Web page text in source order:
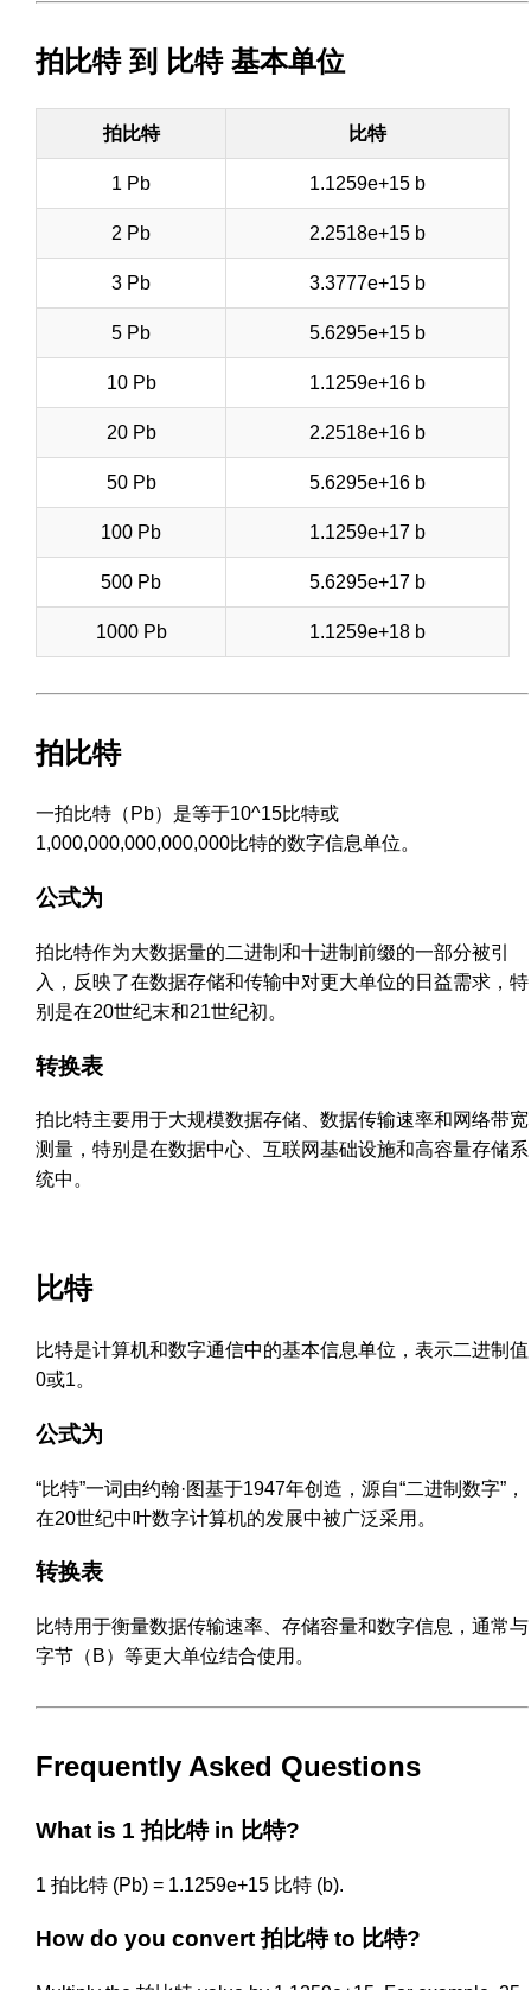
拍比特 到 比特 基本单位
拍比特 比特
1 Pb 1.1259e+15 b
2 Pb 2.2518e+15 b
3 Pb 3.3777e+15 b
5 Pb 5.6295e+15 b
10 Pb 1.1259e+16 b
20 Pb 2.2518e+16 b
50 Pb 5.6295e+16 b
100 Pb 1.1259e+17 b
500 Pb 5.6295e+17 b
1000 Pb 1.1259e+18 b
拍比特
一拍比特（Pb）是等于10^15比特或
1,000,000,000,000,000比特的数字信息单位。
公式为
拍比特作为大数据量的二进制和十进制前缀的一部分被引
入，反映了在数据存储和传输中对更大单位的日益需求，特
别是在20世纪末和21世纪初。
转换表
拍比特主要用于大规模数据存储、数据传输速率和网络带宽
测量，特别是在数据中心、互联网基础设施和高容量存储系
统中。
比特
比特是计算机和数字通信中的基本信息单位，表示二进制值
0或1。
公式为
“比特”一词由约翰·图基于1947年创造，源自“二进制数字”，
在20世纪中叶数字计算机的发展中被广泛采用。
转换表
比特用于衡量数据传输速率、存储容量和数字信息，通常与
字节（B）等更大单位结合使用。
Frequently Asked Questions
What is 1 拍比特 in 比特?
1 拍比特 (Pb) = 1.1259e+15 比特 (b).
How do you convert 拍比特 to 比特?